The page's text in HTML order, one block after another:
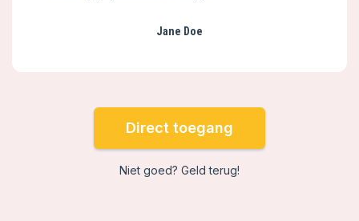
Jane Doe
Direct toegang
Niet goed? Geld terug!